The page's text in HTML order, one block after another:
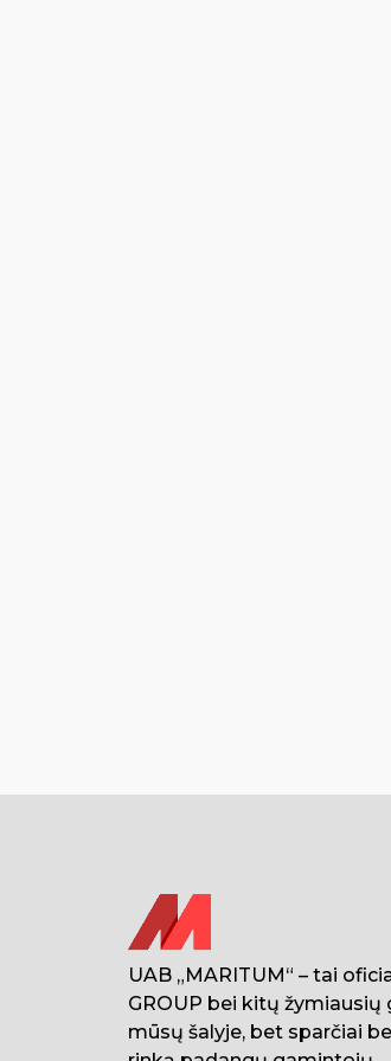
UAB „MARITUM“ – tai
GROUP bei kitų
mūsų šalyje, bet sparčiai